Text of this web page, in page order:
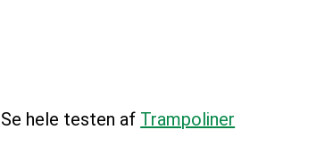
Se hele testen af Trampoliner